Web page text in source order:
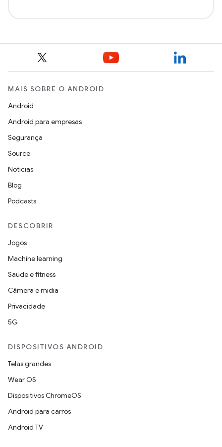
MAIS SOBRE O ANDROID
Android
Android para empresas
Segurança
Source
Notícias
Blog
Podcasts
DESCOBRIR
Jogos
Machine learning
Saúde e fitness
Câmera e mídia
Privacidade
5G
DISPOSITIVOS ANDROID
Telas grandes
Wear OS
Dispositivos ChromeOS
Android para carros
Android TV